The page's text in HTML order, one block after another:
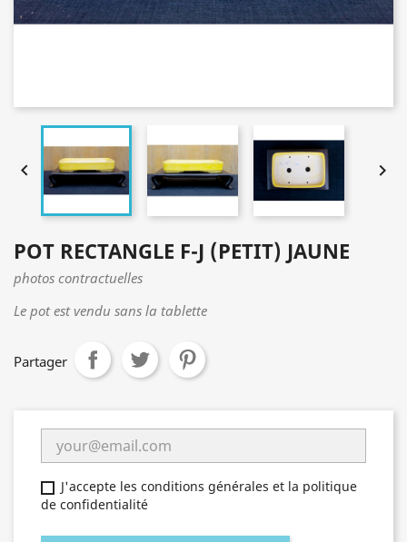
 
POT RECTANGLE F-J (PETIT) JAUNE
photos contractuelles
Le pot est vendu sans la tablette
Partager
J'accepte les conditions générales et la politique
de confidentialité